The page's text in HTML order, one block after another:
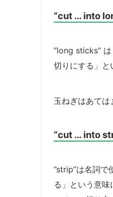
“cut … into
”long sticks”
切りにする」と
玉ねぎはあては
“cut … into
”strip”は名詞
る」という意